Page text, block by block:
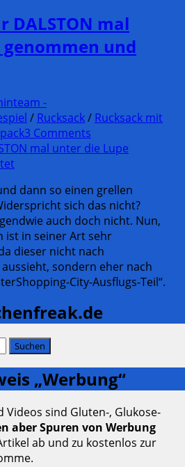
DALSTON mal
und
-
/ Rucksack/ Rucksack mit
3 Comments
dann so einen grellen
sich das nicht?
auch doch nicht. Nun,
ist in seiner Art sehr
dieser nicht nach
sondern eher nach
City-Ausflugs-Teil“.
„Werbung“
Videos sind Gluten-, Glukose-
aber Spuren von Werbung
ab und zu kostenlos zur